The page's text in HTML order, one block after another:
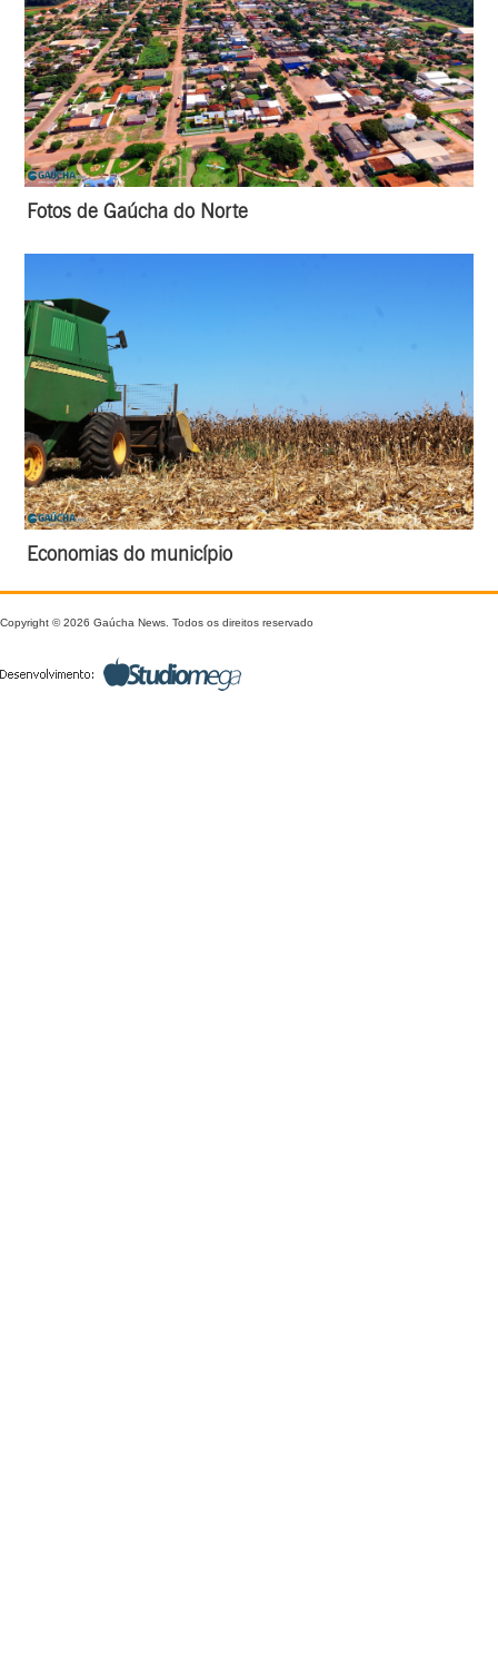
Fotos de Gaúcha do Norte
Economias do município
Copyright © 2026 Gaúcha News. Todos os direitos reservado